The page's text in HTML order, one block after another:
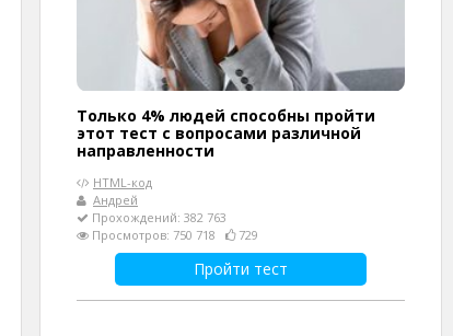
Только 4% людей способны пройти
этот тест с вопросами различной
направленности
HTML-код
Андрей
Прохождений: 382 763
Просмотров: 750 718
729
Пройти тест